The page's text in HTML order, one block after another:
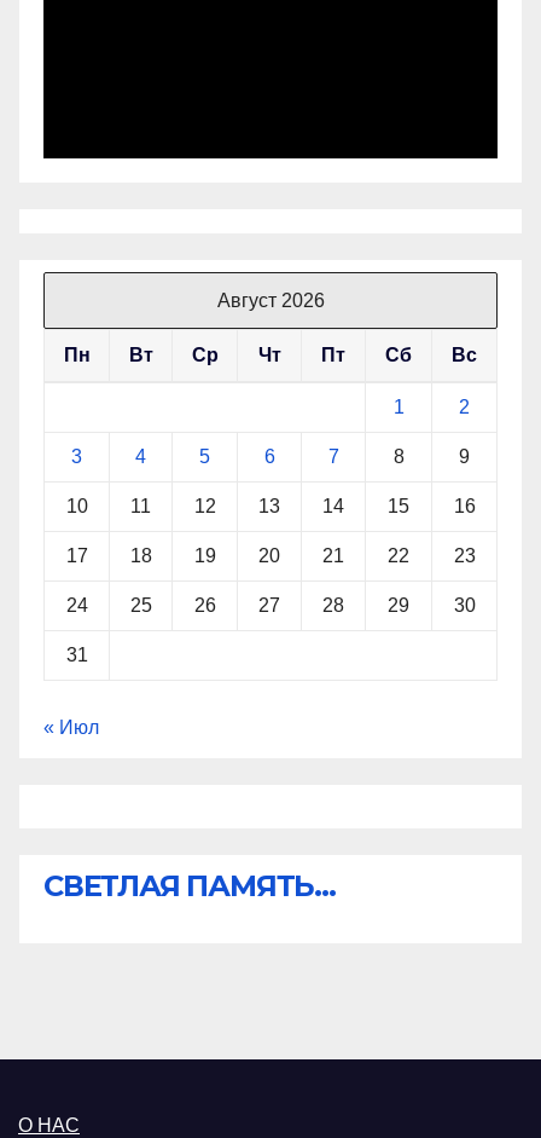
Август 2026
Пн Вт Ср Чт Пт Сб Вс
1 2
3 4 5 6 7 8 9
10 11 12 13 14 15 16
17 18 19 20 21 22 23
24 25 26 27 28 29 30
31
« Июл
СВЕТЛАЯ ПАМЯТЬ...
О НАС